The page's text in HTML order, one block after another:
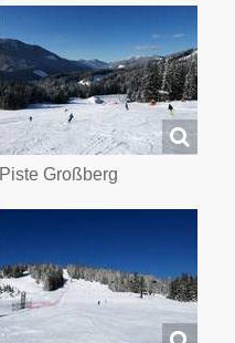
Piste Großberg